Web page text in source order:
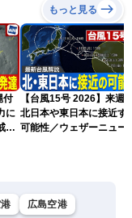
もっと見る
付
に
を
【台風15号 2026】来週
北日本や東日本に接近す
可能性／ウェザーニュー
広島空港